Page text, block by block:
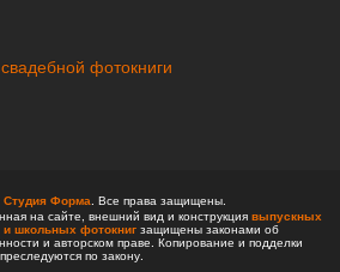
фотокниги
Студия Форма . Все права защищены.
на сайте, внешний вид и конструкция выпускных
школьных фотокнигзащищены законами об
и авторском праве. Копирование и подделки
преследуются по закону.